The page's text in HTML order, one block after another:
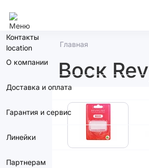
Контакты
О компании
Доставка и оплата
Гарантия и сервис
Линейки
Партнерам
Главная
Воск